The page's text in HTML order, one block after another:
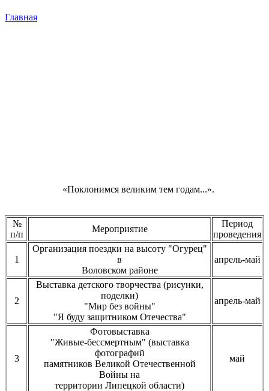
Главная
«Поклонимся великим тем годам...».
№
п/п
Мероприятие
Период
проведения
1
Организация поездки на высоту "Огурец"
в
Воловском районе
апрель-май
2
Выставка детского творчества (рисунки,
поделки)
"Мир без войны"
"Я буду защитником Отечества"
апрель-май
3
Фотовыставка
"Живые-бессмертным" (выставка
фотографий
памятников Великой Отечественной
Войны на
территории Липецкой области)
май